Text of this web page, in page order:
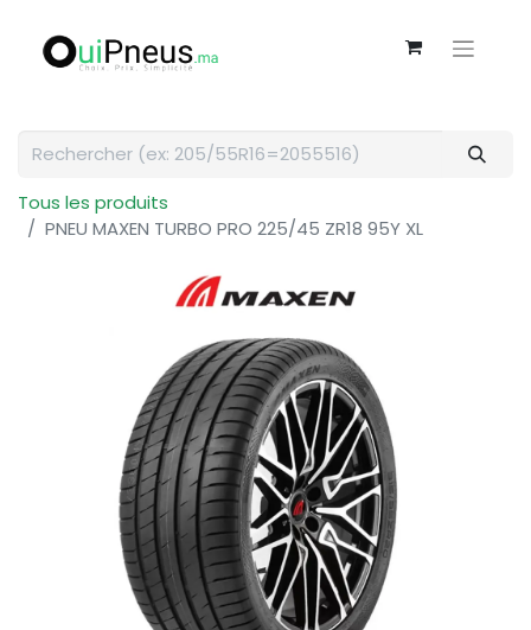
Tous les produits
PNEU MAXEN TURBO PRO 225/45 ZR18 95Y XL